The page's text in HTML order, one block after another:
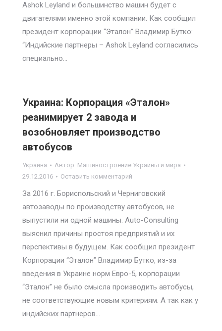
Ashok Leyland и большинство машин будет с
двигателями именно этой компании. Как сообщил
президент корпорации “Эталон” Владимир Бутко:
“Индийские партнеры – Ashok Leyland согласились
специально…
Украина: Корпорация «Эталон»
реанимирует 2 завода и
возобновляет производство
автобусов
Украина Автор: Машиностроение Украины и мира
29.12.2016
Оставить комментарий
За 2016 г. Бориспольский и Черниговский
автозаводы по производству автобусов, не
выпустили ни одной машины. Auto-Consulting
выяснил причины простоя предприятий и их
перспективы в будущем. Как сообщил президент
Корпорации “Эталон” Владимир Бутко, из-за
введения в Украине норм Евро-5, корпорации
“Эталон” не было смысла производить автобусы,
не соответствующие новым критериям. А так как у
индийских партнеров…